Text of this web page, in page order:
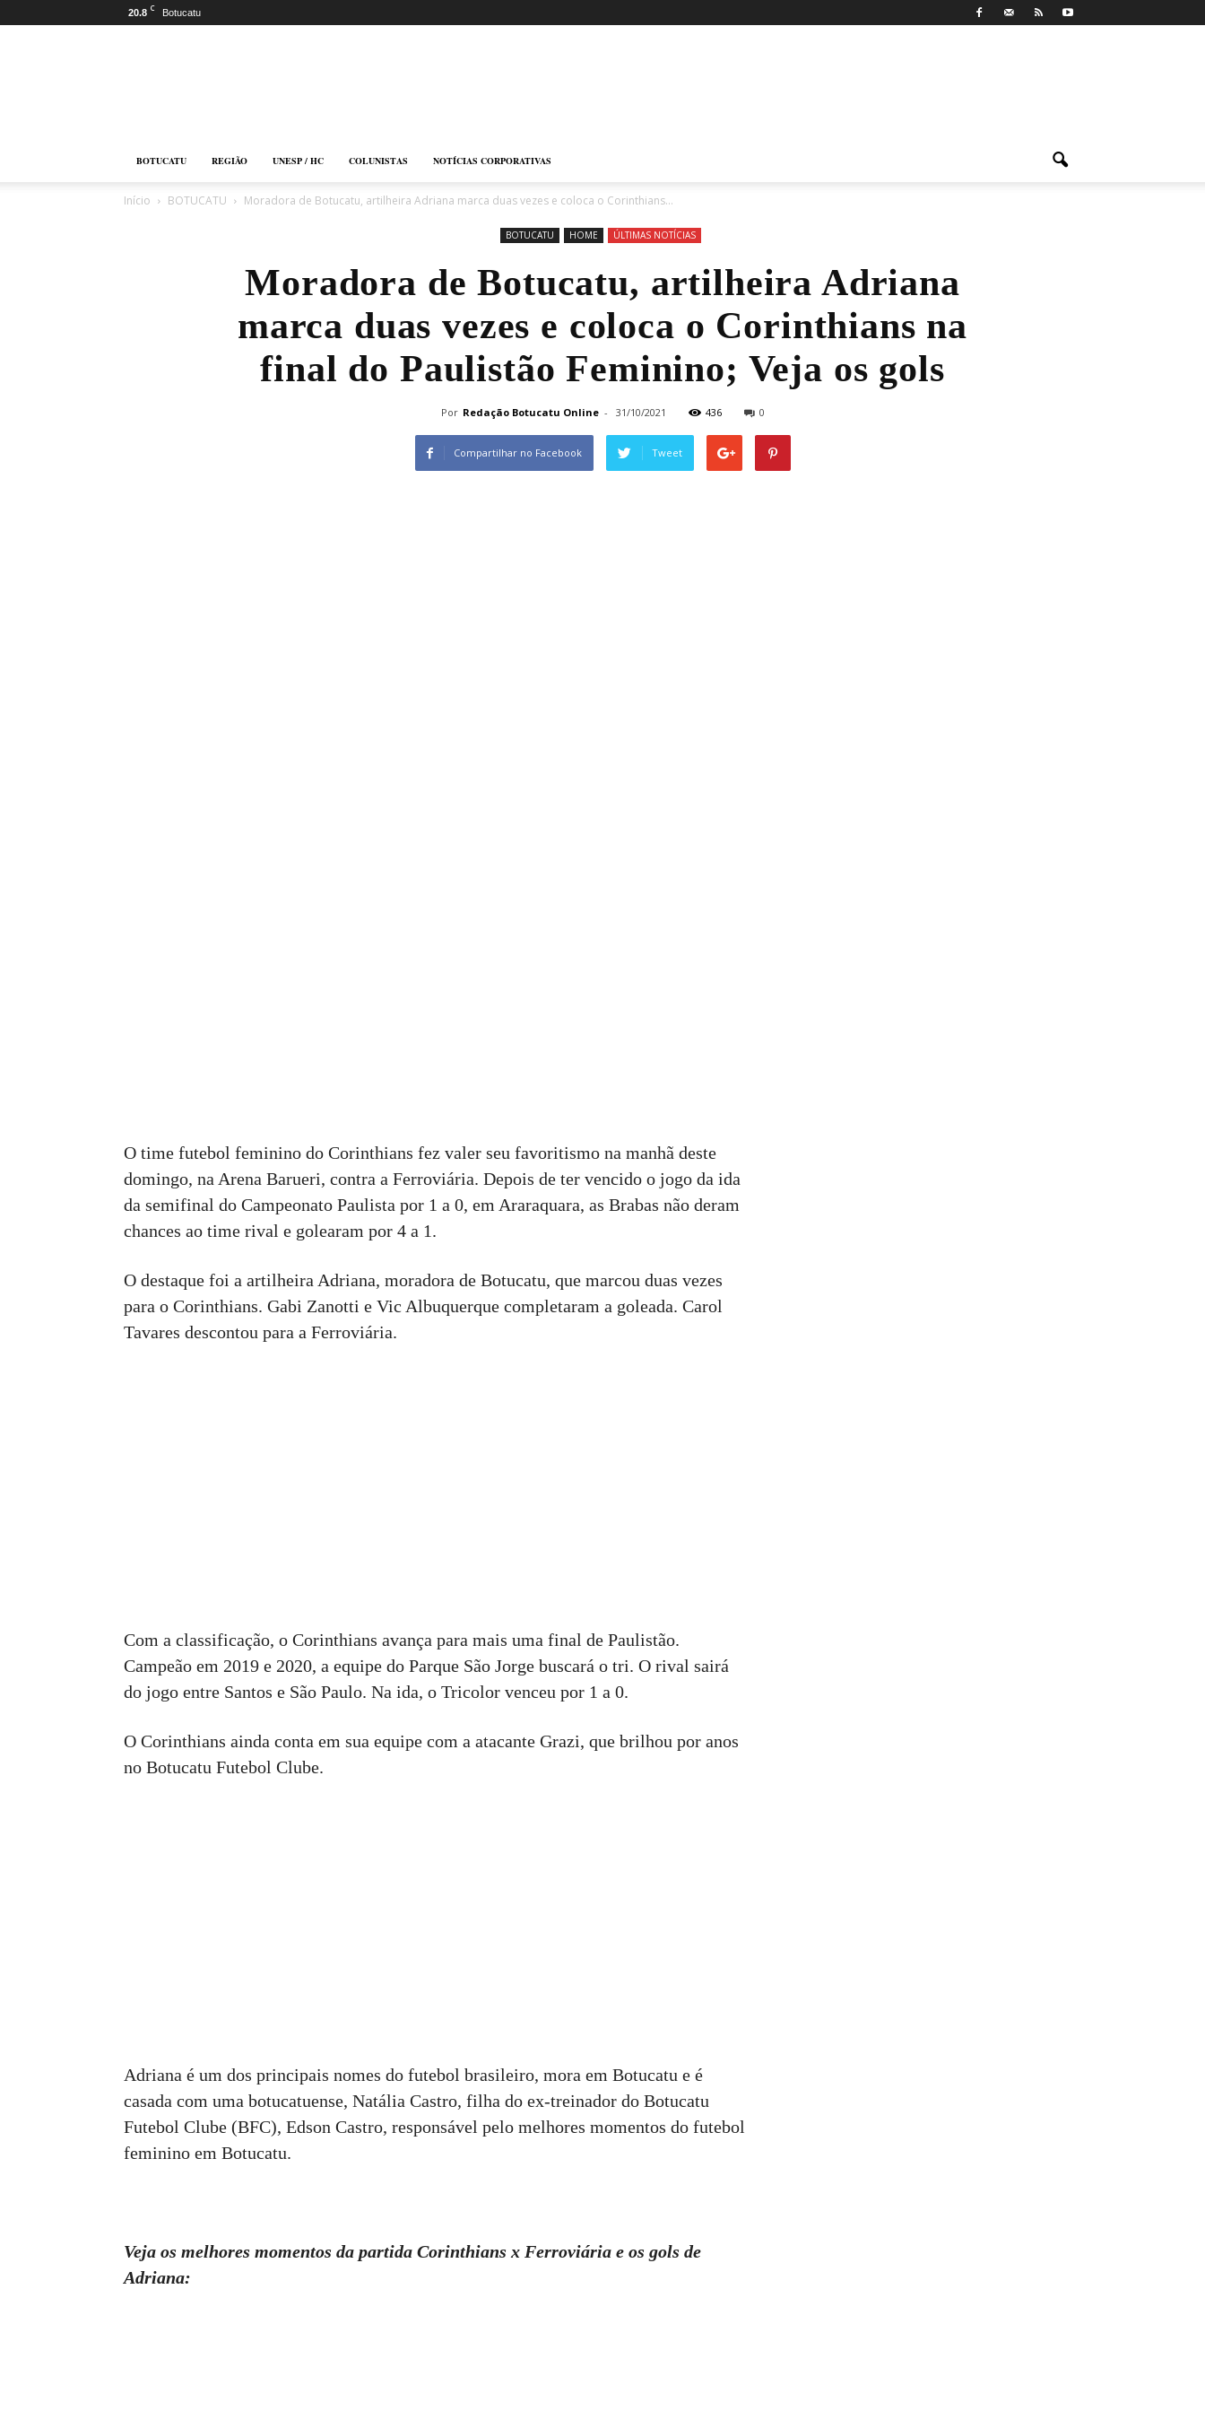
20.8 C Botucatu
BOTUCATU REGIÃO UNESP / HC COLUNISTAS NOTÍCIAS CORPORATIVAS
Início BOTUCATU Moradora de Botucatu, artilheira Adriana marca duas vezes e coloca o Corinthians...
BOTUCATU HOME ÚLTIMAS NOTÍCIAS
Moradora de Botucatu, artilheira Adriana
marca duas vezes e coloca o Corinthians na
final do Paulistão Feminino; Veja os gols
Por Redação Botucatu Online - 31/10/2021 436 0
Compartilhar no Facebook Tweet
O time futebol feminino do Corinthians fez valer seu favoritismo na manhã deste
domingo, na Arena Barueri, contra a Ferroviária. Depois de ter vencido o jogo da ida
da semifinal do Campeonato Paulista por 1 a 0, em Araraquara, as Brabas não deram
chances ao time rival e golearam por 4 a 1.
O destaque foi a artilheira Adriana, moradora de Botucatu, que marcou duas vezes
para o Corinthians. Gabi Zanotti e Vic Albuquerque completaram a goleada. Carol
Tavares descontou para a Ferroviária.
Com a classificação, o Corinthians avança para mais uma final de Paulistão.
Campeão em 2019 e 2020, a equipe do Parque São Jorge buscará o tri. O rival sairá
do jogo entre Santos e São Paulo. Na ida, o Tricolor venceu por 1 a 0.
O Corinthians ainda conta em sua equipe com a atacante Grazi, que brilhou por anos
no Botucatu Futebol Clube.
Adriana é um dos principais nomes do futebol brasileiro, mora em Botucatu e é
casada com uma botucatuense, Natália Castro, filha do ex-treinador do Botucatu
Futebol Clube (BFC), Edson Castro, responsável pelo melhores momentos do futebol
feminino em Botucatu.
Veja os melhores momentos da partida Corinthians x Ferroviária e os gols de
Adriana: